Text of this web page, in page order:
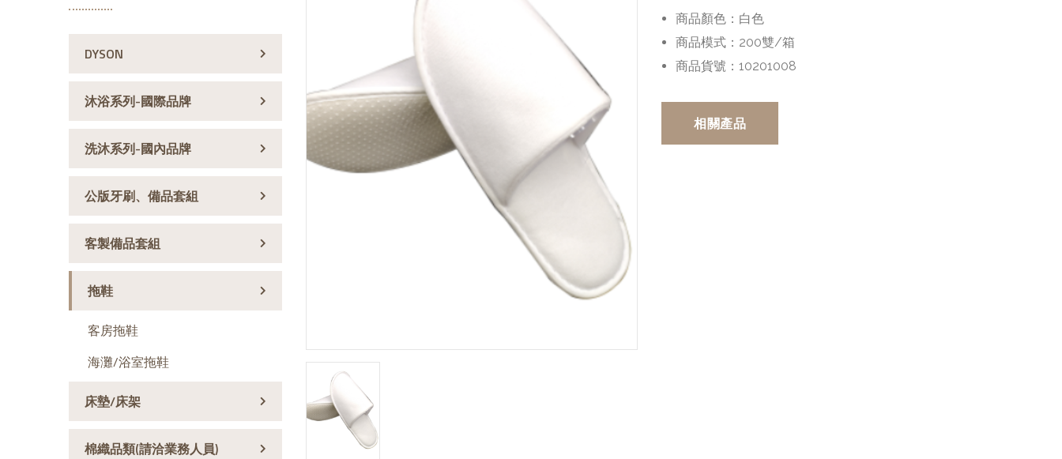
DYSON
沐浴系列-國際品牌
洗沐系列-國內品牌
公版牙刷、備品套組
客製備品套組
拖鞋
客房拖鞋
海灘/浴室拖鞋
床墊/床架
棉織品類(請洽業務人員)
商品顏色： 白色
商品模式： 200雙/箱
商品貨號： 10201008
相關產品